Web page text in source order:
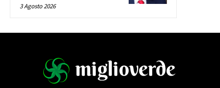
3 Agosto 2026